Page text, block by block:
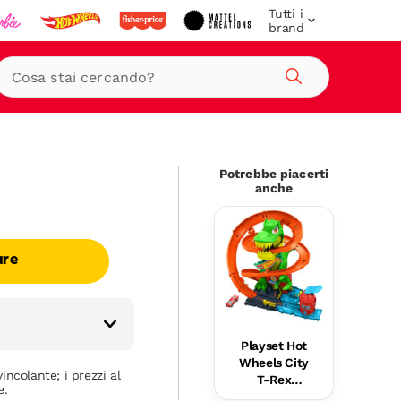
Tutti i
brand
Cerca
i prezzi al
Potrebbe piacerti
anche
Playset Hot
Wheels City
T-Rex
Battaglia